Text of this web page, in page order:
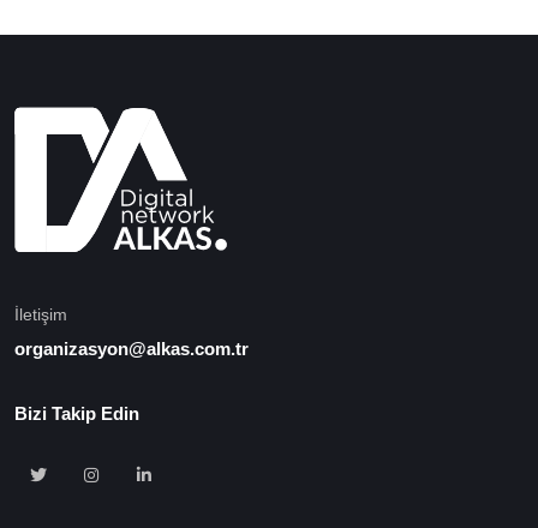
İletişim
organizasyon@alkas.com.tr
Bizi Takip Edin